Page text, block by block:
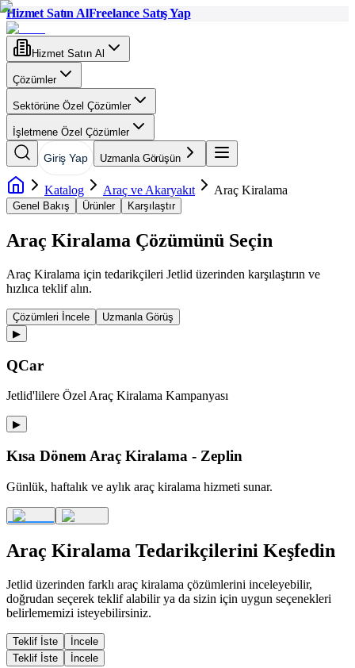
Hizmet Satın AlFreelance Satış Yap
Hizmet Satın Al
Çözümler
Sektörüne Özel Çözümler
İşletmene Özel Çözümler
Giriş Yap Uzmanla Görüşün
Katalog Araç ve Akaryakıt Araç Kiralama
Genel Bakış Ürünler Karşılaştır
Araç Kiralama Çözümünü Seçin
Araç Kiralama için tedarikçileri Jetlid üzerinden karşılaştırın ve
hızlıca teklif alın.
Çözümleri İncele
Uzmanla Görüş
▶
QCar
Jetlid'lilere Özel Araç Kiralama Kampanyası
▶
Kısa Dönem Araç Kiralama - Zeplin
Günlük, haftalık ve aylık araç kiralama hizmeti sunar.
Araç Kiralama Tedarikçilerini Keşfedin
Jetlid üzerinden farklı araç kiralama çözümlerini inceleyebilir,
doğrudan seçerek teklif alabilir ya da sizin için uygun seçenekleri
belirlememizi isteyebilirsiniz.
Teklif İste
İncele
Teklif İste
İncele